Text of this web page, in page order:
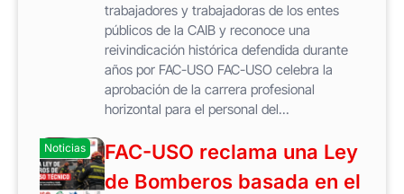
trabajadores y trabajadoras de los entes
públicos de la CAIB y reconoce una
reivindicación histórica defendida durante
años por FAC-USO FAC-USO celebra la
aprobación de la carrera profesional
horizontal para el personal del...
Noticias
FAC-USO reclama una Ley
de Bomberos basada en el